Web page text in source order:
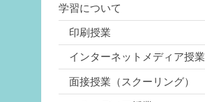
学習について
印刷授業
インターネットメディア授業
面接授業（スクーリング）